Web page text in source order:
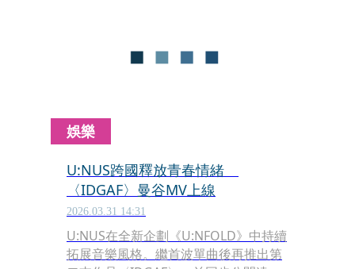
娛樂
U:NUS跨國釋放青春情緒
〈IDGAF〉曼谷MV上線
2026.03.31 14:31
U:NUS在全新企劃《U:NFOLD》中持續
拓展音樂風格。繼首波單曲後再推出第